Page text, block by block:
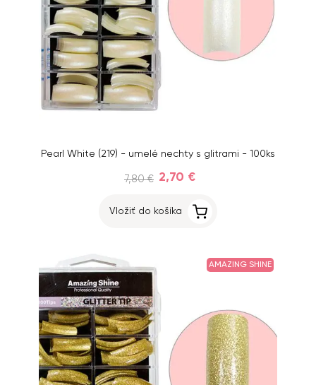
Pearl White (219) - umelé nechty s glitrami - 100ks
7,80 € 2,70 €
Vložiť do košíka
AMAZING SHINE